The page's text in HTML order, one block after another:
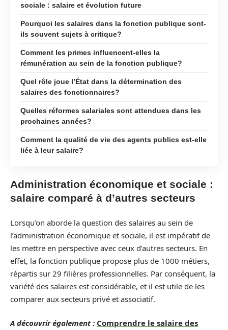
sociale : salaire et évolution future
Pourquoi les salaires dans la fonction publique sont-
ils souvent sujets à critique?
Comment les primes influencent-elles la
rémunération au sein de la fonction publique?
Quel rôle joue l’État dans la détermination des
salaires des fonctionnaires?
Quelles réformes salariales sont attendues dans les
prochaines années?
Comment la qualité de vie des agents publics est-elle
liée à leur salaire?
Administration économique et sociale :
salaire comparé à d’autres secteurs
Lorsqu’on aborde la question des salaires au sein de
l’administration économique et sociale, il est impératif de
les mettre en perspective avec ceux d’autres secteurs. En
effet, la fonction publique propose plus de 1000 métiers,
répartis sur 29 filières professionnelles. Par conséquent, la
variété des salaires est considérable, et il est utile de les
comparer aux secteurs privé et associatif.
A découvrir également : Comprendre le salaire des